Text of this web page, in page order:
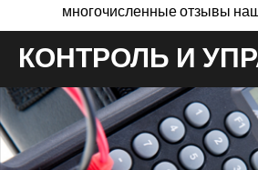
многочисленные отзывы
КОНТРОЛЬ И